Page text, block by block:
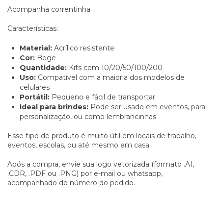
Acompanha correntinha
Características:
Material: Acrílico resistente
Cor: Bege
Quantidade: Kits com 10/20/50/100/200
Uso: Compatível com a maioria dos modelos de
celulares
Portátil: Pequeno e fácil de transportar
Ideal para brindes: Pode ser usado em eventos, para
personalização, ou como lembrancinhas
Esse tipo de produto é muito útil em locais de trabalho,
eventos, escolas, ou até mesmo em casa.
Após a compra, envie sua logo vetorizada (formato .AI,
.CDR, .PDF ou .PNG) por e-mail ou whatsapp,
acompanhado do número do pedido.